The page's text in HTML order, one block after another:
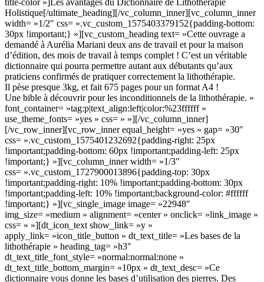
title-color »]Les avantages du Dictionnaire de Lithothérapie
Holistique[/ultimate_heading][/vc_column_inner][vc_column_inner
width= »1/2″ css= ».vc_custom_1575403379152{padding-bottom:
30px !important;} »][vc_custom_heading text= »Cette ouvrage a
demandé à Aurélia Mariani deux ans de travail et pour la maison
d’édition, des mois de travail à temps complet ! C’est un véritable
dictionnaire qui pourra permettre autant aux débutants qu’aux
praticiens confirmés de pratiquer correctement la lithothérapie.
Il pèse presque 3kg, et fait 675 pages pour un format A4 !
Une bible à découvrir pour les inconditionnels de la lithothérapie. »
font_container= »tag:p|text_align:left|color:%23ffffff »
use_theme_fonts= »yes » css= » »][/vc_column_inner]
[/vc_row_inner][vc_row_inner equal_height= »yes » gap= »30″
css= ».vc_custom_1575401232692{padding-right: 25px
!important;padding-bottom: 60px !important;padding-left: 25px
!important;} »][vc_column_inner width= »1/3″
css= ».vc_custom_1727900013896{padding-top: 30px
!important;padding-right: 10% !important;padding-bottom: 30px
!important;padding-left: 10% !important;background-color: #ffffff
!important;} »][vc_single_image image= »22948″
img_size= »medium » alignment= »center » onclick= »link_image »
css= » »][dt_icon_text show_link= »y »
apply_link= »icon_title_button » dt_text_title= »Les bases de la
lithothérapie » heading_tag= »h3″
dt_text_title_font_style= »normal:normal:none »
dt_text_title_bottom_margin= »10px » dt_text_desc= »Ce
dictionnaire vous donne les bases d’utilisation des pierres. Des